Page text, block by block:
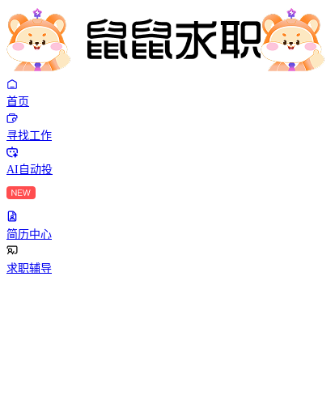
首页
寻找工作
AI自动投
简历中心
求职辅导